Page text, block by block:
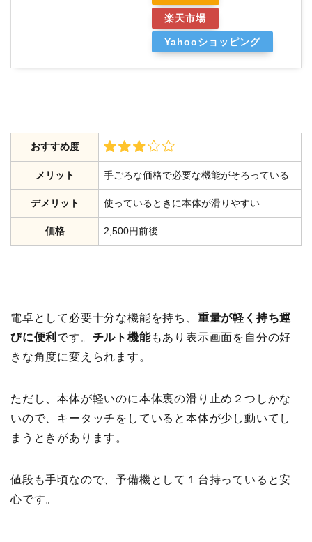
楽天市場
Yahooショッピング
おすすめ度
メリット 手ごろな価格で必要な機能がそろっている
デメリット 使っているときに本体が滑りやすい
価格 2,500円前後
電卓として必要十分な機能を持ち、 重量が軽く持ち運
びに便利 です。 チルト機能もあり表示画面を自分の好
きな角度に変えられます。
ただし、本体が軽いのに本体裏の滑り止め２つしかな
いので、キータッチをしていると本体が少し動いてし
まうときがあります。
値段も手頃なので、予備機として１台持っていると安
心です。